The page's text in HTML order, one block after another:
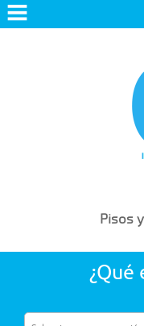
Pisos
PUBLICA TU
EN VENTA
EN ALQUILER
¿Qué